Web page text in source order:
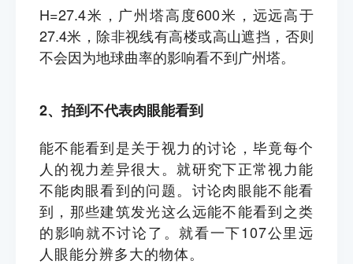
H=27.4米，广州塔高度600米，远远高于
27.4米，除非视线有高楼或高山遮挡，否则
不会因为地球曲率的影响看不到广州塔。
2、拍到不代表肉眼能看到
能不能看到是关于视力的讨论，毕竟每个
人的视力差异很大。就研究下正常视力能
不能肉眼看到的问题。讨论肉眼能不能看
到，那些建筑发光这么远能不能看到之类
的影响就不讨论了。就看一下107公里远
人眼能分辨多大的物体。